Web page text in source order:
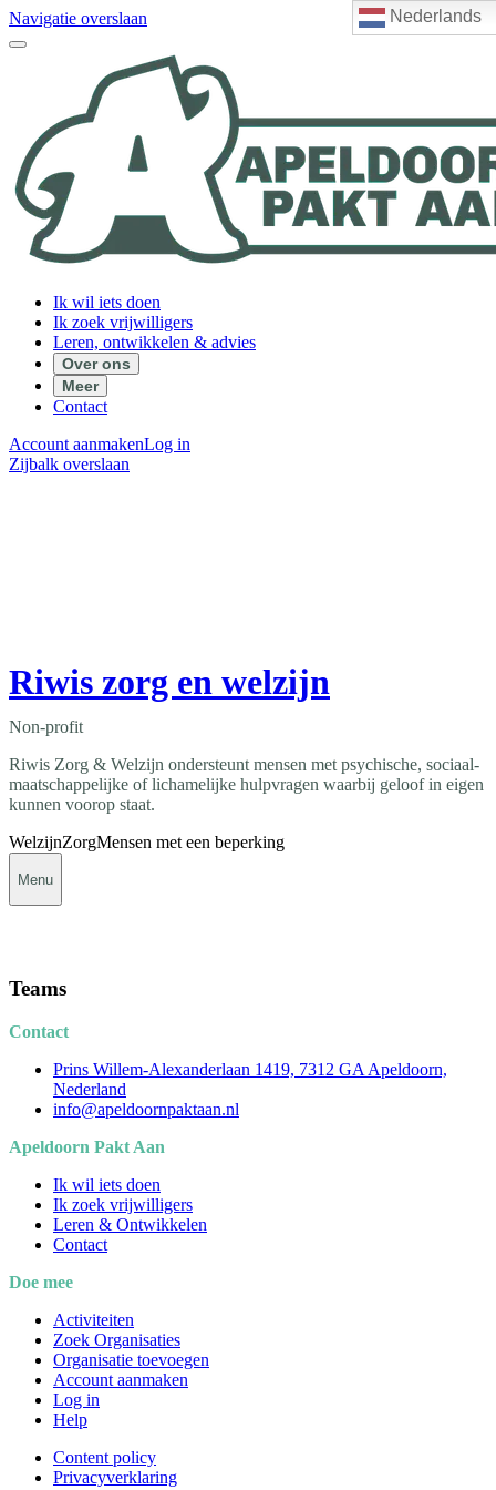
Nederlands
Navigatie overslaan
Ik wil iets doen
Ik zoek vrijwilligers
Leren, ontwikkelen & advies
Over ons
Meer
Contact
Account aanmakenLog in
Zijbalk overslaan
Riwis zorg en welzijn
Non-profit
Riwis Zorg & Welzijn ondersteunt mensen met psychische, sociaal-
maatschappelijke of lichamelijke hulpvragen waarbij geloof in eigen
kunnen voorop staat.
WelzijnZorgMensen met een beperking
Menu
Teams
Contact
Prins Willem-Alexanderlaan 1419, 7312 GA Apeldoorn,
Nederland
info@apeldoornpaktaan.nl
Apeldoorn Pakt Aan
Ik wil iets doen
Ik zoek vrijwilligers
Leren & Ontwikkelen
Contact
Doe mee
Activiteiten
Zoek Organisaties
Organisatie toevoegen
Account aanmaken
Log in
Help
Content policy
Privacyverklaring